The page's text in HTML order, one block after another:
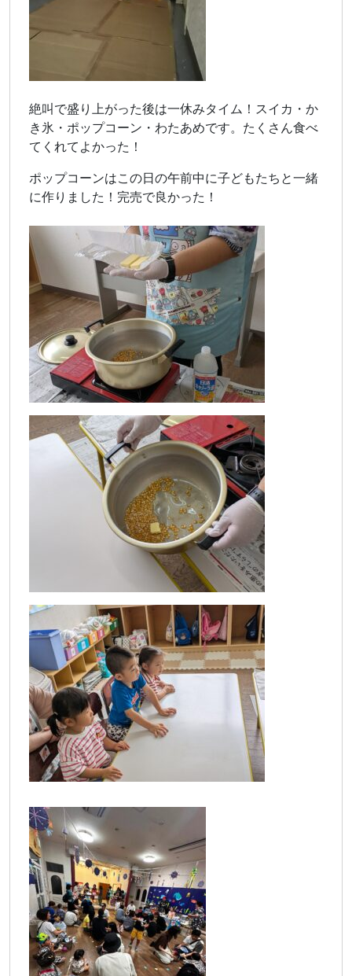
絶叫で盛り上がった後は一休みタイム！スイカ・か
き氷・ポップコーン・わたあめです。たくさん食べ
てくれてよかった！
ポップコーンはこの日の午前中に子どもたちと一緒
に作りました！完売で良かった！